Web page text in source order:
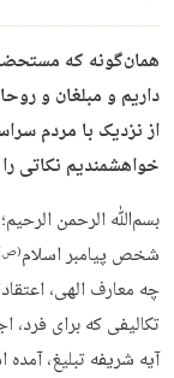
همان‌گونه که
داریم و مبلغان و
از نزدیک با مردم
خواهشمندیم نکاتی
بسم‌ﷲ الرحمن
شخص پیامبر اسلام
چه معارف الهی،
تکالیفی که برای
آیه شریفه تبلیغ،